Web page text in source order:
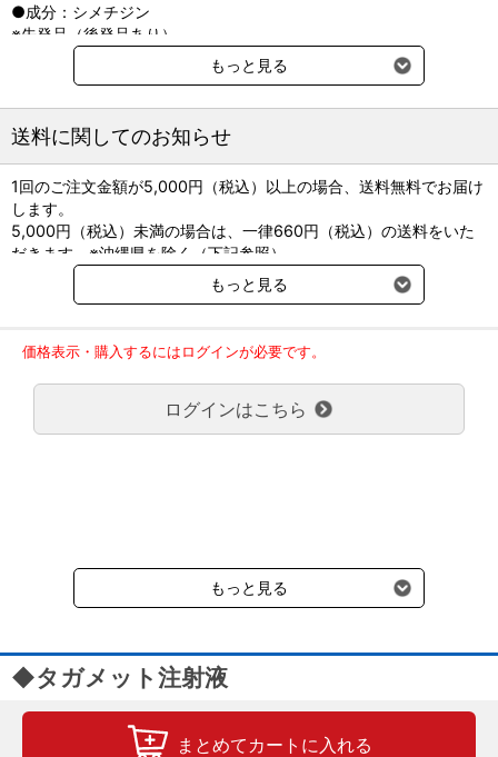
●成分：シメチジン
※先発品（後発品あり）
●貯法：室温保存
もっと見る
送料に関してのお知らせ
1回のご注文金額が5,000円（税込）以上の場合、送料無料でお届け
します。
5,000円（税込）未満の場合は、一律660円（税込）の送料をいた
だきます。※沖縄県を除く（下記参照）
※2017年11月14日（火）より沖縄県へのお届けにつきましては、1
回のご注文金額（税込）が、30,000円以上で配送無料となります。
ご了承のほどよろしくお願い致します。
弊社都合でお届けが２回以上に分かれる場合の送料負担は、１回分
のみで新たな送料は発生しません。
大型商品送料が必要な商品をご注文の場合は、大型商品送料のみご
負担頂きます。
受けます。
もっと見る
価格表示・購入するにはログインが必要です。
ログインはこちら
もっと見る
◆タガメット注射液
まとめてカートに入れる